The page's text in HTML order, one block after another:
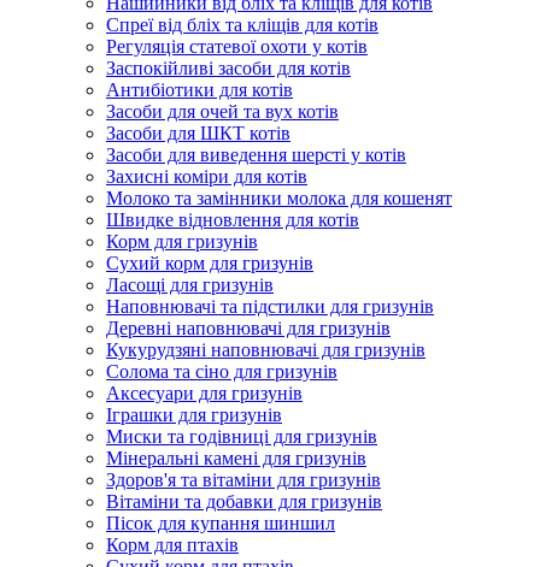
Спреї від бліх та кліщів для котів
Регуляція статевої охоти у котів
Заспокійливі засоби для котів
Антибіотики для котів
Засоби для очей та вух котів
Засоби для ШКТ котів
Засоби для виведення шерсті у котів
Захисні коміри для котів
Молоко та замінники молока для кошенят
Швидке відновлення для котів
Корм для гризунів
Сухий корм для гризунів
Ласощі для гризунів
Наповнювачі та підстилки для гризунів
Деревні наповнювачі для гризунів
Кукурудзяні наповнювачі для гризунів
Солома та сіно для гризунів
Аксесуари для гризунів
Іграшки для гризунів
Миски та годівниці для гризунів
Мінеральні камені для гризунів
Здоров'я та вітаміни для гризунів
Вітаміни та добавки для гризунів
Пісок для купання шиншил
Корм для птахів